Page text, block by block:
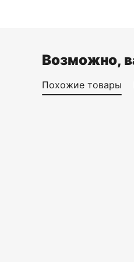
Возможно,
Похожие товары